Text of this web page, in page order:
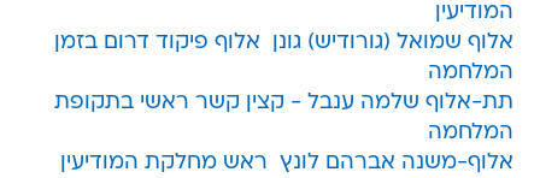
המודיעין
אלוף שמואל (גורודיש) גונן  אלוף פיקוד דרום בזמן
המלחמה
תת-אלוף שלמה ענבל - קצין קשר ראשי בתקופת
המלחמה
אלוף-משנה אברהם לונץ  ראש מחלקת המודיעין